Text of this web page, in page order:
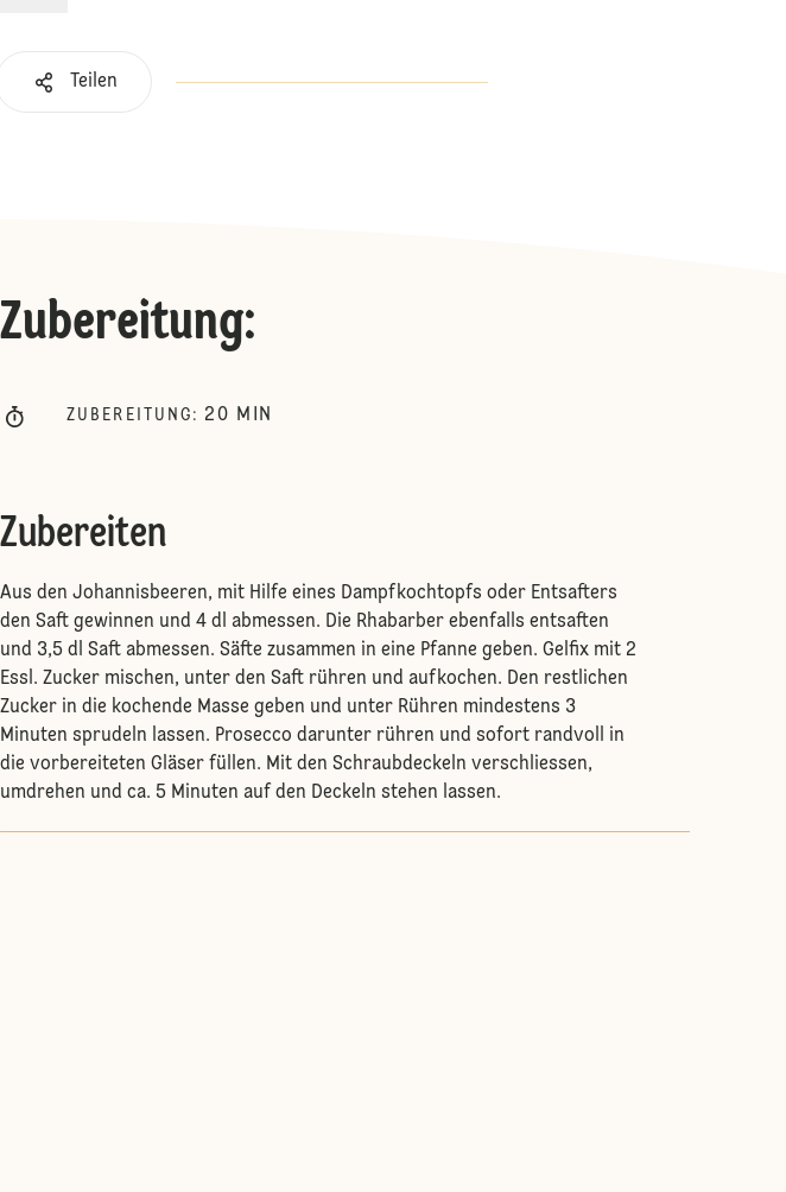
Teilen
Zubereitung:
ZUBEREITUNG : 20 MIN
Zubereiten
Aus den Johannisbeeren, mit Hilfe eines Dampfkochtopfs oder Entsafters
den Saft gewinnen und 4 dl abmessen. Die Rhabarber ebenfalls entsaften
und 3,5 dl Saft abmessen. Säfte zusammen in eine Pfanne geben. Gelfix mit 2
Essl. Zucker mischen, unter den Saft rühren und aufkochen. Den restlichen
Zucker in die kochende Masse geben und unter Rühren mindestens 3
Minuten sprudeln lassen. Prosecco darunter rühren und sofort randvoll in
die vorbereiteten Gläser füllen. Mit den Schraubdeckeln verschliessen,
umdrehen und ca. 5 Minuten auf den Deckeln stehen lassen.